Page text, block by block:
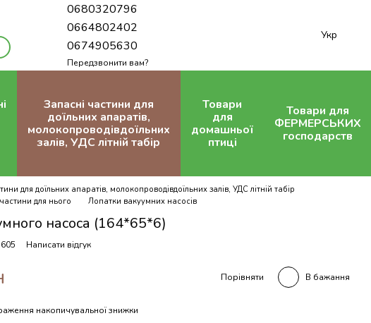
0680320796
0664802402
0674905630
Передзвонити вам?
Укр
Запасні частини для
доїльних апаратів,
молокопроводівдоїльних
залів, УДС літній табір
Товари
для
домашньої
птиці
Товари для
ФЕРМЕРСЬКИХ
господарств
для доїльних апаратів, молокопроводівдоїльних залів, УДС літній табір
для нього
Лопатки вакуумних насосів
насоса (164*65*6)
Написати відгук
Порівняти В бажання
накопичувальної знижки